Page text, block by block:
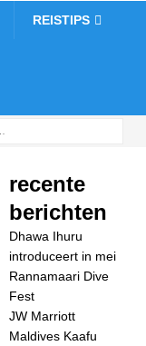
REISTIPS
recente
berichten
Dhawa Ihuru
introduceert in mei
Rannamaari Dive
Fest
JW Marriott
Maldives Kaafu